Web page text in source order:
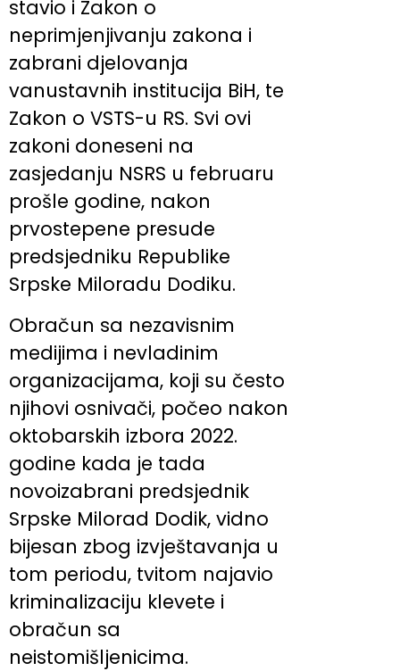
stavio i Zakon o
neprimjenjivanju zakona i
zabrani djelovanja
vanustavnih institucija BiH, te
Zakon o VSTS-u RS. Svi ovi
zakoni doneseni na
zasjedanju NSRS u februaru
prošle godine, nakon
prvostepene presude
predsjedniku Republike
Srpske Miloradu Dodiku.
Obračun sa nezavisnim
medijima i nevladinim
organizacijama, koji su često
njihovi osnivači, počeo nakon
oktobarskih izbora 2022.
godine kada je tada
novoizabrani predsjednik
Srpske Milorad Dodik, vidno
bijesan zbog izvještavanja u
tom periodu, tvitom najavio
kriminalizaciju klevete i
obračun sa
neistomišljenicima.